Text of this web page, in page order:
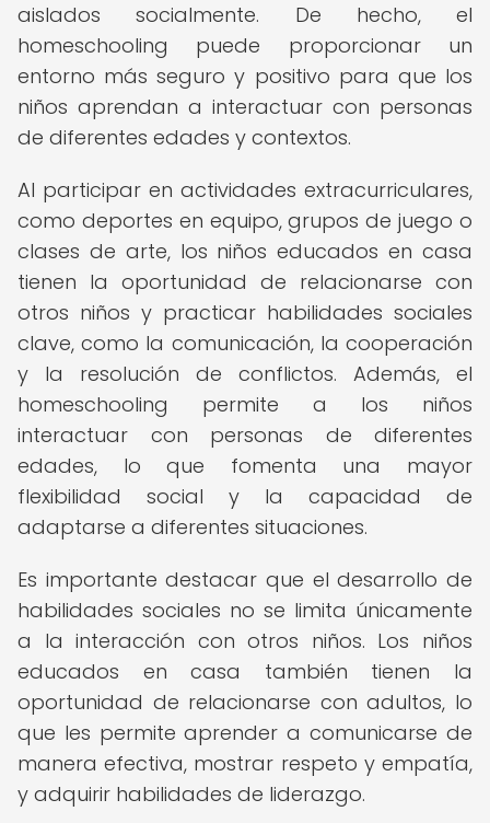
aislados socialmente. De hecho, el
homeschooling puede proporcionar un
entorno más seguro y positivo para que los
niños aprendan a interactuar con personas
de diferentes edades y contextos.
Al participar en actividades extracurriculares,
como deportes en equipo, grupos de juego o
clases de arte, los niños educados en casa
tienen la oportunidad de relacionarse con
otros niños y practicar habilidades sociales
clave, como la comunicación, la cooperación
y la resolución de conflictos. Además, el
homeschooling permite a los niños
interactuar con personas de diferentes
edades, lo que fomenta una mayor
flexibilidad social y la capacidad de
adaptarse a diferentes situaciones.
Es importante destacar que el desarrollo de
habilidades sociales no se limita únicamente
a la interacción con otros niños. Los niños
educados en casa también tienen la
oportunidad de relacionarse con adultos, lo
que les permite aprender a comunicarse de
manera efectiva, mostrar respeto y empatía,
y adquirir habilidades de liderazgo.